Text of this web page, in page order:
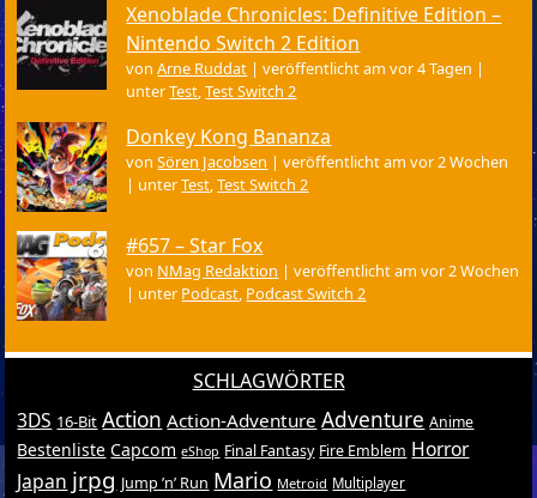
Xenoblade Chronicles: Definitive Edition –
Nintendo Switch 2 Edition
vonArne Ruddat |veröffentlicht am vor 4 Tagen |
unterTest,Test Switch 2
Donkey Kong Bananza
vonSören Jacobsen |veröffentlicht am vor 2 Wochen
| unterTest,Test Switch 2
#657 – Star Fox
von NMag Redaktion |veröffentlicht am vor 2 Wochen
| unter Podcast, Podcast Switch 2
SCHLAGWÖRTER
3DS 16-Bit Action Action-Adventure Adventure Anime
Bestenliste Capcom eShop Final Fantasy Fire Emblem Horror
Japan jrpg Jump ’n’ Run Mario Metroid Multiplayer